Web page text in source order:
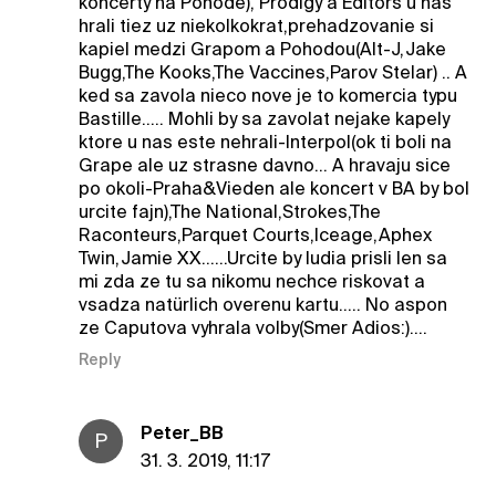
hrali tiez uz niekolkokrat,prehadzovanie si
kapiel medzi Grapom a Pohodou(Alt-J,Jake
Bugg,The Kooks,The Vaccines,Parov Stelar) .. A
ked sa zavola nieco nove je to komercia typu
Bastille..... Mohli by sa zavolat nejake kapely
ktore u nas este nehrali-Interpol(ok ti boli na
Grape ale uz strasne davno... A hravaju sice
po okoli-Praha&Vieden ale koncert v BA by bol
urcite fajn),The National,Strokes,The
Raconteurs,Parquet Courts,Iceage,Aphex
Twin,Jamie XX......Urcite by ludia prisli len sa
mi zda ze tu sa nikomu nechce riskovat a
vsadza natürlich overenu kartu..... No aspon
ze Caputova vyhrala volby(Smer Adios:)....
Reply
P
Peter_BB
31. 3. 2019, 11:17